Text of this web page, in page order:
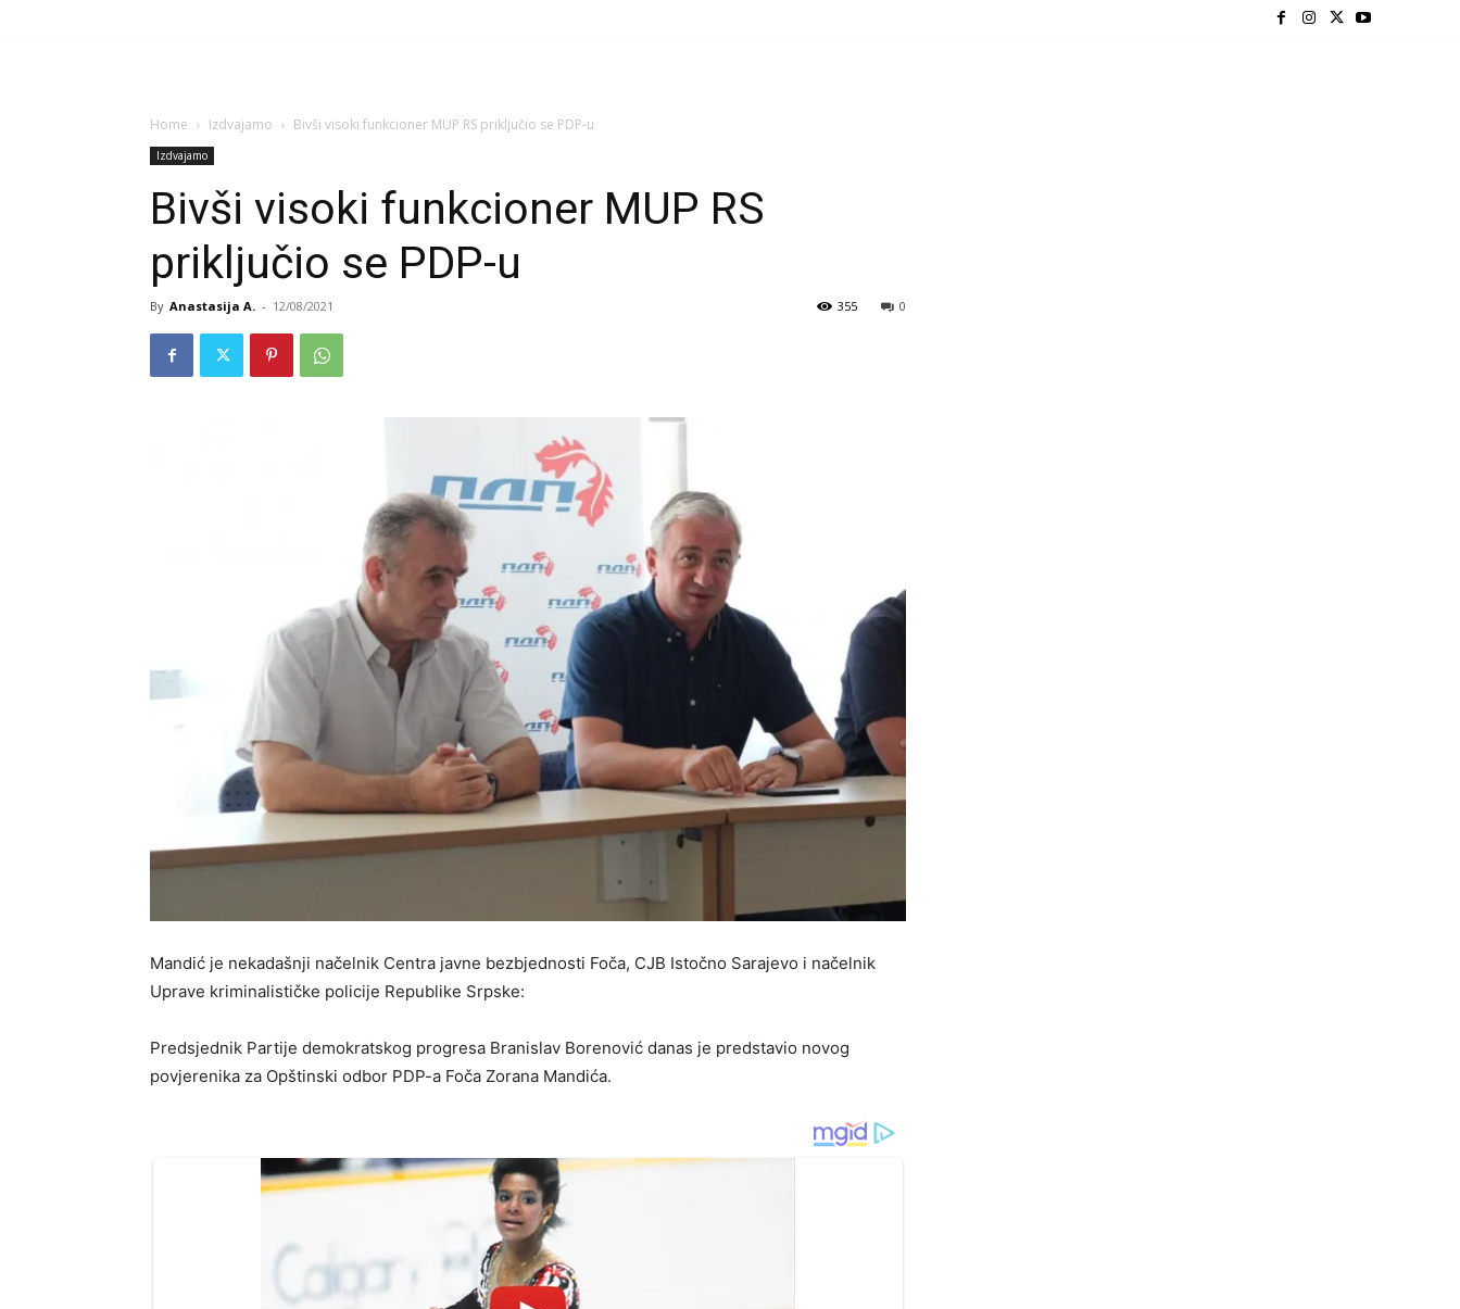
Home Izdvajamo Bivši visoki funkcioner MUP RS priključio se PDP-u
Izdvajamo
Bivši visoki funkcioner MUP RS
priključio se PDP-u
By Anastasija A. - 12/08/2021 0
355
Mandić je nekadašnji načelnik Centra javne bezbjednosti Foča, CJB Istočno Sarajevo i načelnik
Uprave kriminalističke policije Republike Srpske:
Predsjednik Partije demokratskog progresa Branislav Borenović danas je predstavio novog
povjerenika za Opštinski odbor PDP-a Foča Zorana Mandića.